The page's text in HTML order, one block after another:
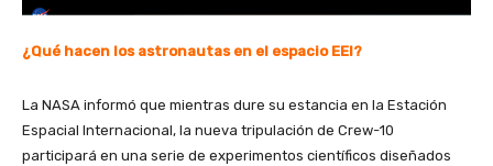
¿Qué hacen los astronautas en el espacio EEI?
La NASA informó que mientras dure su estancia en la Estación
Espacial Internacional, la nueva tripulación de Crew-10
participará en una serie de experimentos científicos diseñados